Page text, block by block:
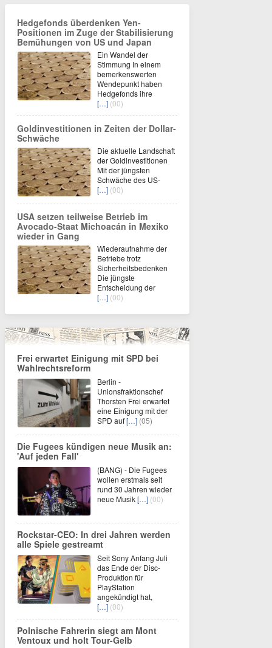
Hedgefonds überdenken Yen-
Positionen im Zuge der Stabilisierung
Bemühungen von US und Japan
Ein Wandel der
Stimmung In einem
bemerkenswerten
Wendepunkt haben
Hedgefonds ihre
[…] (00)
Goldinvestitionen in Zeiten der Dollar-
Schwäche
Die aktuelle Landschaft
der Goldinvestitionen
Mit der jüngsten
Schwäche des US-
[…] (00)
USA setzen teilweise Betrieb im
Avocado-Staat Michoacán in Mexiko
wieder in Gang
Wiederaufnahme der
Betriebe trotz
Sicherheitsbedenken
Die jüngste
Entscheidung der
[…] (00)
Frei erwartet Einigung mit SPD bei
Wahlrechtsreform
Berlin -
Unionsfraktionschef
Thorsten Frei erwartet
eine Einigung mit der
SPD auf[…] (05)
Die Fugees kündigen neue Musik an:
'Auf jeden Fall'
(BANG) - Die Fugees
wollen erstmals seit
rund 30 Jahren wieder
neue Musik[…] (00)
Rockstar-CEO: In drei Jahren werden
alle Spiele gestreamt
Seit Sony Anfang Juli
das Ende der Disc-
Produktion für
PlayStation
angekündigt hat,
[…] (00)
Polnische Fahrerin siegt am Mont
Ventoux und holt Tour-Gelb